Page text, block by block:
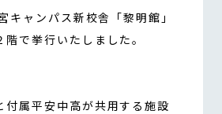
ャンパス新校舎「黎明館」
で挙行いたしました。
付属平安中高が共用する施設